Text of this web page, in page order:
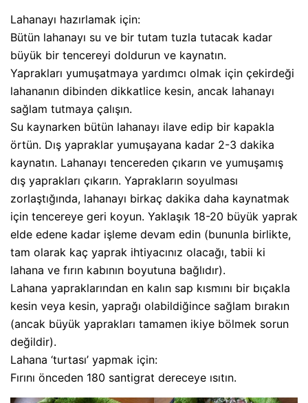
Lahanayı hazırlamak için:
Bütün lahanayı su ve bir tutam tuzla tutacak kadar
büyük bir tencereyi doldurun ve kaynatın.
Yaprakları yumuşatmaya yardımcı olmak için çekirdeği
lahananın dibinden dikkatlice kesin, ancak lahanayı
sağlam tutmaya çalışın.
Su kaynarken bütün lahanayı ilave edip bir kapakla
örtün. Dış yapraklar yumuşayana kadar 2-3 dakika
kaynatın. Lahanayı tencereden çıkarın ve yumuşamış
dış yaprakları çıkarın. Yaprakların soyulması
zorlaştığında, lahanayı birkaç dakika daha kaynatmak
için tencereye geri koyun. Yaklaşık 18-20 büyük yaprak
elde edene kadar işleme devam edin (bununla birlikte,
tam olarak kaç yaprak ihtiyacınız olacağı, tabii ki
lahana ve fırın kabının boyutuna bağlıdır).
Lahana yapraklarından en kalın sap kısmını bir bıçakla
kesin veya kesin, yaprağı olabildiğince sağlam bırakın
(ancak büyük yaprakları tamamen ikiye bölmek sorun
değildir).
Lahana ‘turtası’ yapmak için:
Fırını önceden 180 santigrat dereceye ısıtın.